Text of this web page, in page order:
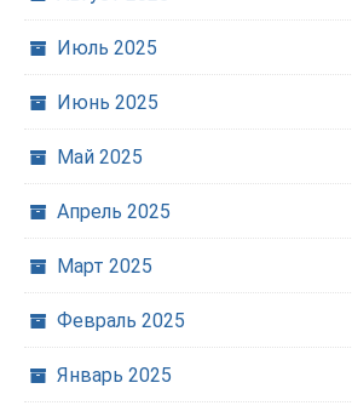
Июль 2025
Июнь 2025
Май 2025
Апрель 2025
Март 2025
Февраль 2025
Январь 2025